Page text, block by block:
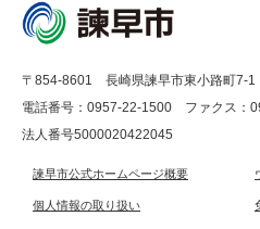
〒854-8601 長崎県諫早市東小路町7-1
電話番号：0957-22-1500
ファクス：
法人番号5000020422045
諫早市公式ホームページ概要
個人情報の取り扱い